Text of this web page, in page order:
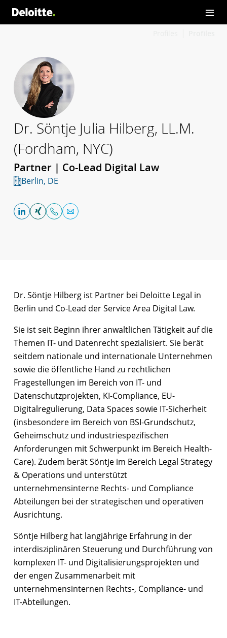
Dr. Söntje Julia Hilberg, LL.M.
(Fordham, NYC)
Partner | Co-Lead Digital Law
Berlin, DE
Dr. Söntje Hilberg ist Partner bei Deloitte Legal in
Berlin und Co-Lead der Service Area Digital Law.
Sie ist seit Beginn ihrer anwaltlichen Tätigkeit auf die
Themen IT- und Datenrecht spezialisiert. Sie berät
seitdem nationale und internationale Unternehmen
sowie die öffentliche Hand zu rechtlichen
Fragestellungen im Bereich von IT- und
Datenschutzprojekten, KI-Compliance, EU-
Digitalregulierung, Data Spaces sowie IT-Sicherheit
(insbesondere im Bereich von BSI-Grundschutz,
Geheimschutz und industriespezifischen
Anforderungen mit Schwerpunkt im Bereich Health-
Care). Zudem berät Söntje im Bereich Legal Strategy
& Operations und unterstützt
unternehmensinterne Rechts- und Compliance
Abteilungen bei der strategischen und operativen
Ausrichtung.
Söntje Hilberg hat langjährige Erfahrung in der
interdisziplinären Steuerung und Durchführung von
komplexen IT- und Digitalisierungsprojekten und
der engen Zusammenarbeit mit
unternehmensinternen Rechts-, Compliance- und
IT-Abteilungen.